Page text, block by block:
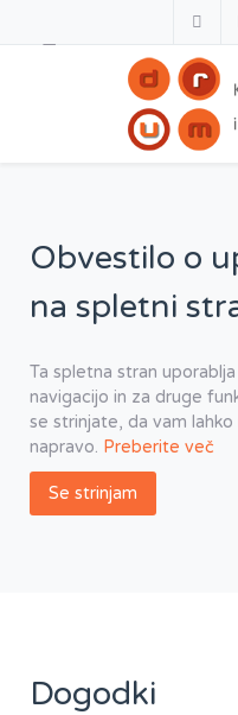
Obvestilo o
na spletni
Ta spletna stran
navigacijo in za druge
se strinjate, da vam
napravo. Preberite več
Se strinjam
Dogodki